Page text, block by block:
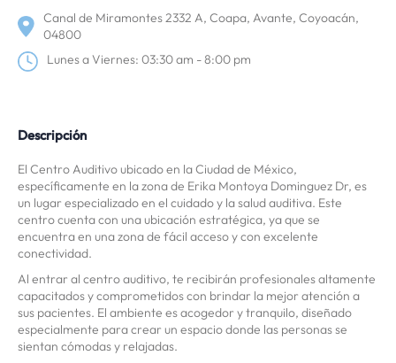
Canal de Miramontes 2332 A, Coapa, Avante, Coyoacán,
04800
Lunes a Viernes: 03:30 am - 8:00 pm
Descripción
El Centro Auditivo ubicado en la Ciudad de México,
específicamente en la zona de Erika Montoya Dominguez Dr, es
un lugar especializado en el cuidado y la salud auditiva. Este
centro cuenta con una ubicación estratégica, ya que se
encuentra en una zona de fácil acceso y con excelente
conectividad.
Al entrar al centro auditivo, te recibirán profesionales altamente
capacitados y comprometidos con brindar la mejor atención a
sus pacientes. El ambiente es acogedor y tranquilo, diseñado
especialmente para crear un espacio donde las personas se
sientan cómodas y relajadas.